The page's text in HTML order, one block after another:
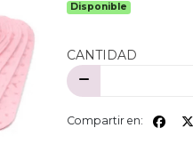
Disponible
CANTIDAD
Compartir en: